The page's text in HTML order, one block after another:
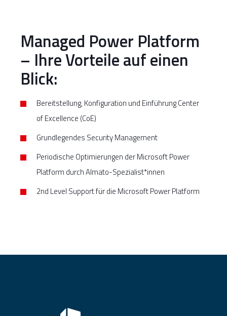
Managed Power Platform
– Ihre Vorteile auf einen
Blick:
Bereitstellung, Konfiguration und Einführung Center
of Excellence (CoE)
Grundlegendes Security Management
Periodische Optimierungen der Microsoft Power
Platform durch Almato-Spezialist*innen
2nd Level Support für die Microsoft Power Platform